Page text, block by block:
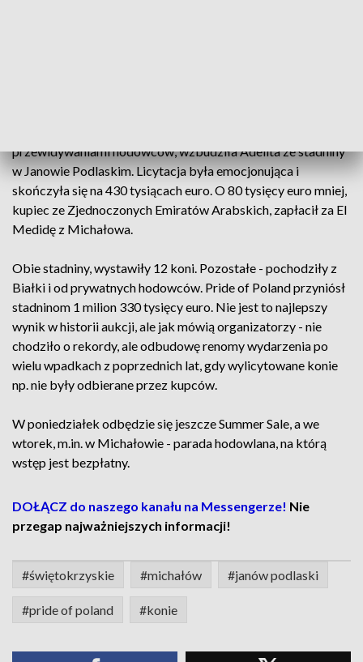
przewidywaniami hodowców, wzbudziła Adelita ze stadniny
w Janowie Podlaskim. Licytacja była emocjonująca i
skończyła się na 430 tysiącach euro. O 80 tysięcy euro mniej,
kupiec ze Zjednoczonych Emiratów Arabskich, zapłacił za El
Medidę z Michałowa.
Obie stadniny, wystawiły 12 koni. Pozostałe - pochodziły z
Białki i od prywatnych hodowców. Pride of Poland przyniósł
stadninom 1 milion 330 tysięcy euro. Nie jest to najlepszy
wynik w historii aukcji, ale jak mówią organizatorzy - nie
chodziło o rekordy, ale odbudowę renomy wydarzenia po
wielu wpadkach z poprzednich lat, gdy wylicytowane konie
np. nie były odbierane przez kupców.
W poniedziałek odbędzie się jeszcze Summer Sale, a we
wtorek, m.in. w Michałowie - parada hodowlana, na którą
wstęp jest bezpłatny.
DOŁĄCZ do naszego kanału na Messengerze! Nie
przegap najważniejszych informacji!
#świętokrzyskie #michałów #janów podlaski
#pride of poland #konie